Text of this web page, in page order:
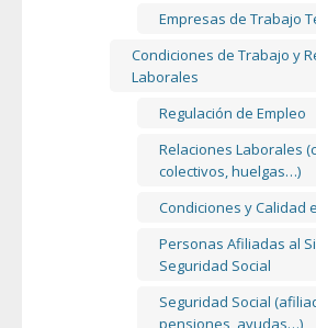
Empresas de Trabajo
Condiciones de Trabajo y
Laborales
Regulación de Empleo
Relaciones Laborales
colectivos, huelgas…)
Condiciones y Calidad
Personas Afiliadas al
Seguridad Social
Seguridad Social
pensiones, ayudas…)